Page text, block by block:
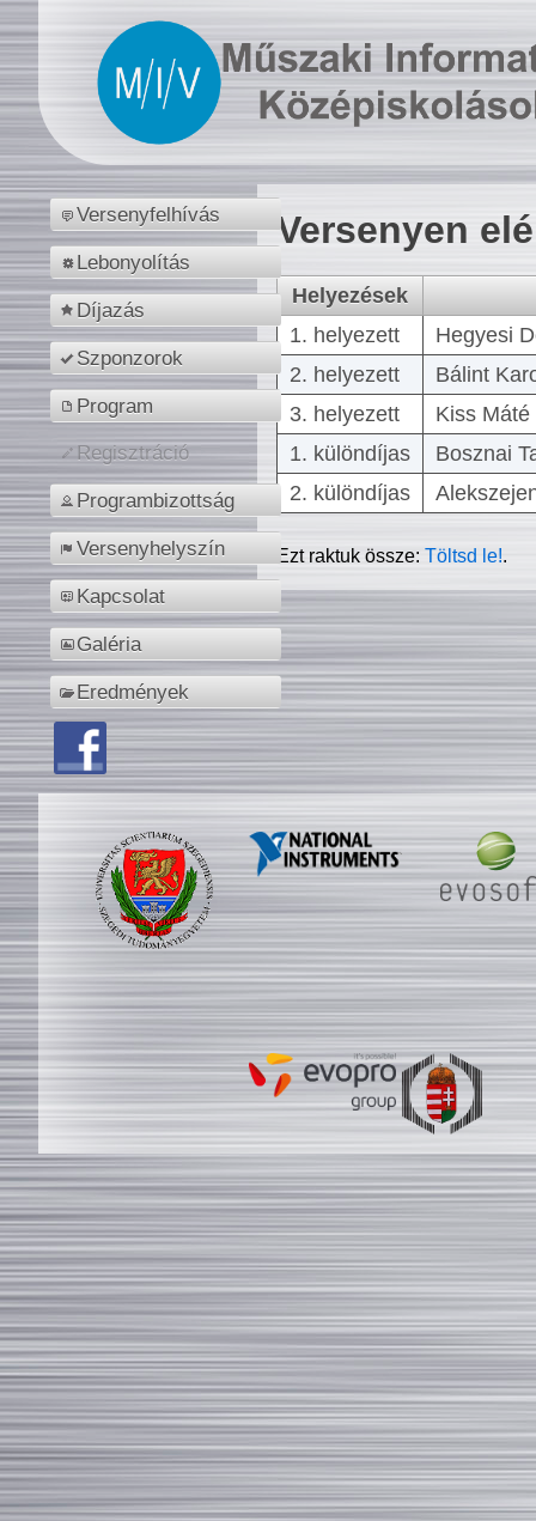
Versenyfelhívás
Lebonyolítás
Díjazás
Szponzorok
Program
Regisztráció
Programbizottság
Versenyhelyszín
Kapcsolat
Galéria
Eredmények
Versenyen
Helyezések
1. helyezett
Hegyesi
2. helyezett
Bálint
3. helyezett
Kiss
1. különdíjas
Bosznai
2. különdíjas
Ezt raktuk össze:Töltsd le!.